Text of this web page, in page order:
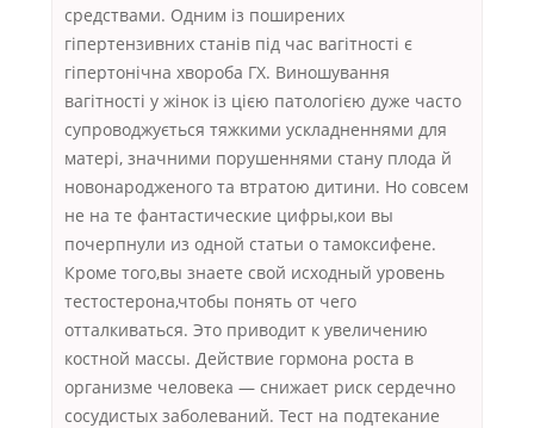
средствами. Одним із поширених
гіпертензивних станів під час вагітності є
гіпертонічна хвороба ГХ. Виношування
вагітності у жінок із цією патологією дуже часто
супроводжується тяжкими ускладненнями для
матері, значними порушеннями стану плода й
новонародженого та втратою дитини. Но совсем
не на те фантастические цифры,кои вы
почерпнули из одной статьи о тамоксифене.
Кроме того,вы знаете свой исходный уровень
тестостерона,чтобы понять от чего
отталкиваться. Это приводит к увеличению
костной массы. Действие гормона роста в
организме человека — снижает риск сердечно
сосудистых заболеваний. Тест на подтекание